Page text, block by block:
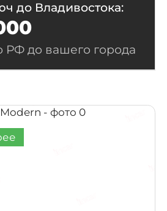
до Владивостока:
РФ до вашего города